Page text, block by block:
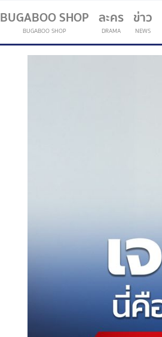
BUGABOO SHOP
BUGABOO SHOP
ละคร
DRAMA
ข่าว
NEWS